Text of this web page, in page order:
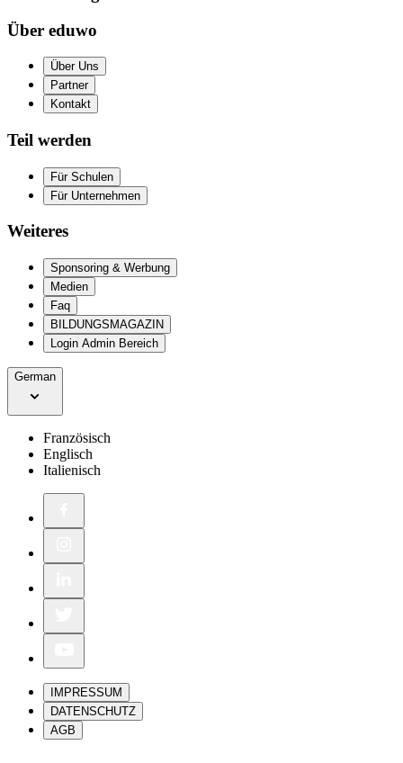
Über eduwo
Über Uns
Partner
Kontakt
Teil werden
Für Schulen
Für Unternehmen
Weiteres
Sponsoring & Werbung
Medien
Faq
BILDUNGSMAGAZIN
Login Admin Bereich
German
Französisch
Englisch
Italienisch
IMPRESSUM
DATENSCHUTZ
AGB